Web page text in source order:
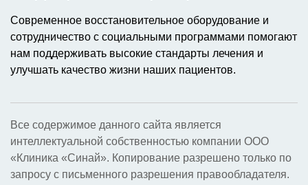
к детям и проводить эффективную терапию.
ТРИ ВИДА МАССАЖА
В зависимости от особенностей вашего
Современное восстановительное оборудование и
сотрудничество с социальными программами помогают
нам поддерживать высокие стандарты лечения и
улучшать качество жизни наших пациентов.
Все содержимое данного сайта является
интеллектуальной собственностью компании ООО
«Клиника «Синай». Копирование разрешено только по
запросу с письменного разрешения правообладателя.